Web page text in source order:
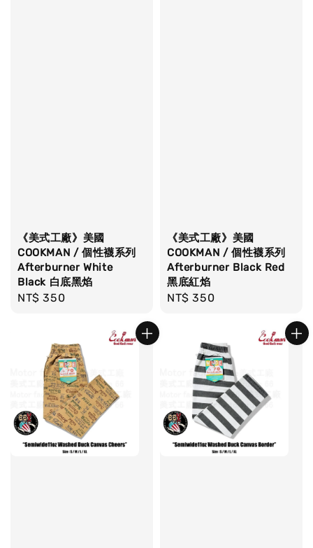
《美式工廠》美國
COOKMAN / 個性襪系列
Afterburner White
Black 白底黑焰
Regular
NT$ 350
《美式工廠》美國
COOKMAN / 個性襪系列
Afterburner Black Red
黑底紅焰
Regular
NT$ 350